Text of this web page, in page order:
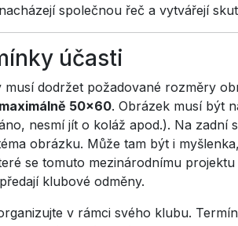
společnou řeč a vytvářejí
účasti
musí dodržet požadované rozměry
50x60. Obrázek musí být
nesmí jít o koláž apod.). Na zadní
obrázku. Může tam být i
se tomuto mezinárodnímu
klubové odměny.
v rámci svého klubu.